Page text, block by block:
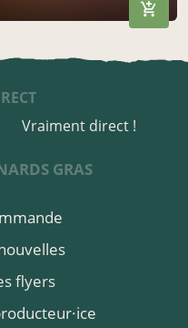
Vraiment direct !
GRAS
flyers